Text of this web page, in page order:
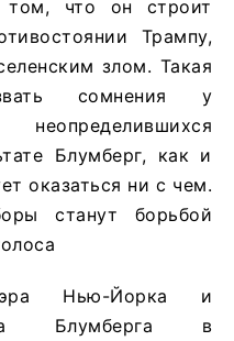
том, что он строит
Трампу,
злом. Такая
сомнения у
Блумберг, как и
оказаться ни с чем.
станут борьбой
Нью-Йорка и
Блумберга в